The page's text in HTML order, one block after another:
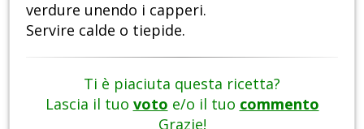
verdure unendo i capperi.
Servire calde o tiepide.
Ti è piaciuta questa ricetta?
Lascia il tuo voto e/o il tuo commento
Grazie!